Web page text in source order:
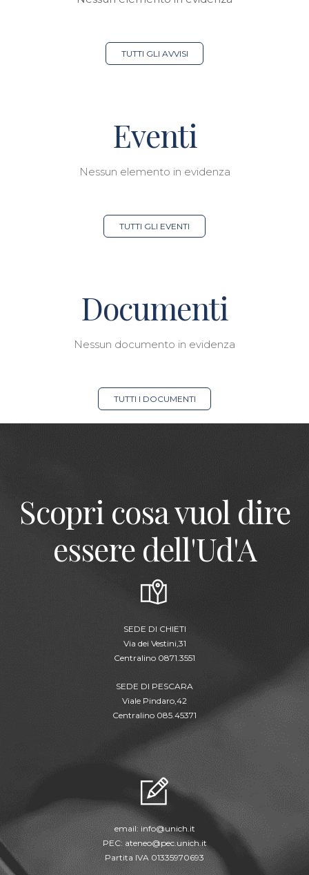
TUTTI GLI AVVISI
Eventi
Nessun elemento in evidenza
TUTTI GLI EVENTI
Documenti
Nessun documento in evidenza
TUTTI I DOCUMENTI
Scopri cosa vuol dire
essere dell'Ud'A
SEDE DI CHIETI
Via dei Vestini,31
Centralino 0871.3551
SEDE DI PESCARA
Viale Pindaro,42
Centralino 085.45371
email: info@unich.it
PEC: ateneo@pec.unich.it
Partita IVA 01335970693